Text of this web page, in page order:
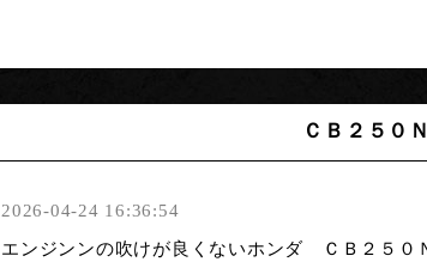
ＣＢ２５０
2026-04-24 16:36:54
エンジンンの吹けが良くないホンダ ＣＢ２５０